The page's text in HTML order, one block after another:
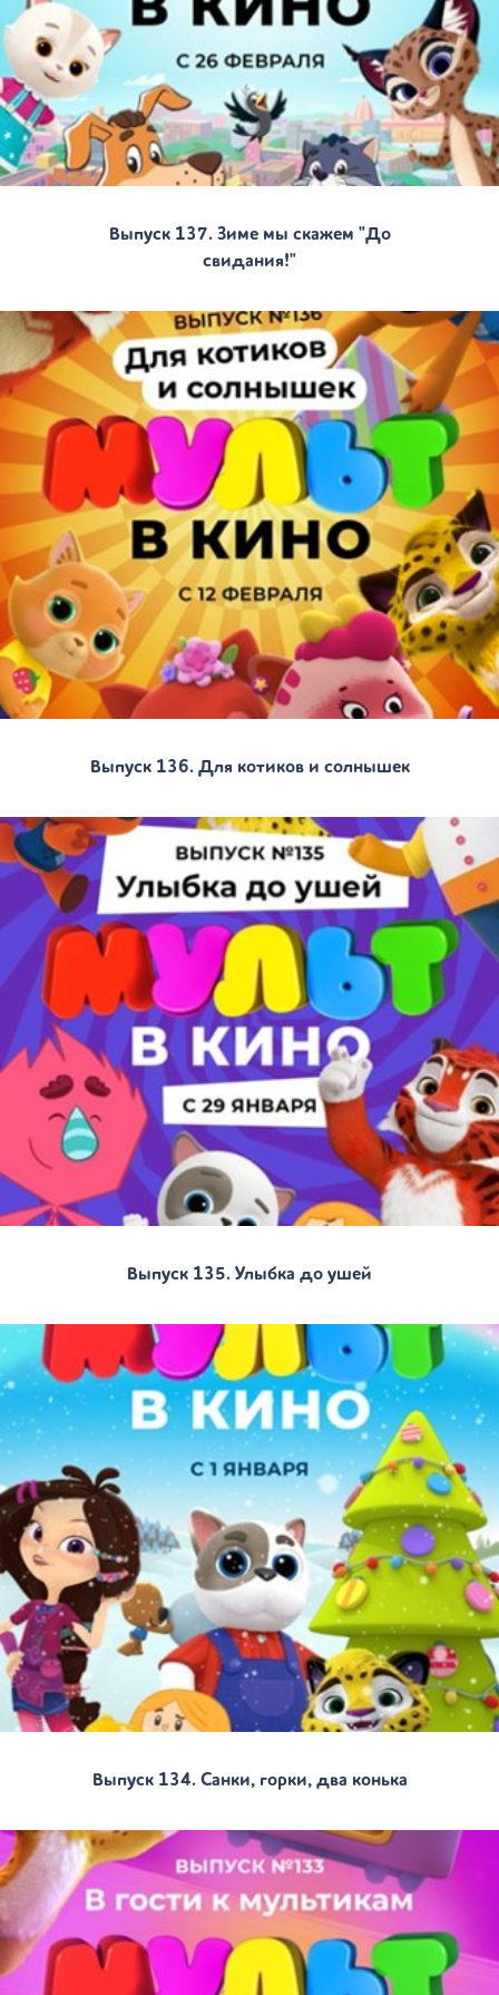
Выпуск 137. Зиме мы скажем "До
свидания!"
Выпуск 136. Для котиков и солнышек
Выпуск 135. Улыбка до ушей
Выпуск 134. Санки, горки, два конька